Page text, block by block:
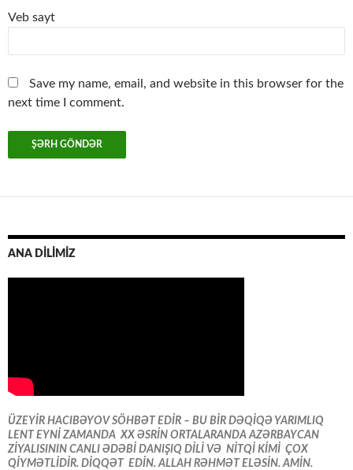
Veb sayt
Save my name, email, and website in this browser for the
next time I comment.
ANA DİLİMİZ
ÜZEYİR HACIBƏYOV SÖHBƏT EDİR – BU BİR DƏQİQƏ YARIMLIQ
LENT EYNİ ZAMANDA XX ƏSRİN ORTALARANDA AZƏRBAYCAN
ZİYALISININ CANLI ƏDƏBİ DANIŞIQ DİLİ VƏ NİTQİ KİMİ ÇOX
QİYMƏTLİDİR. DİQQƏT EDİN. ALLAH RƏHMƏT ELƏSİN. AMİN.